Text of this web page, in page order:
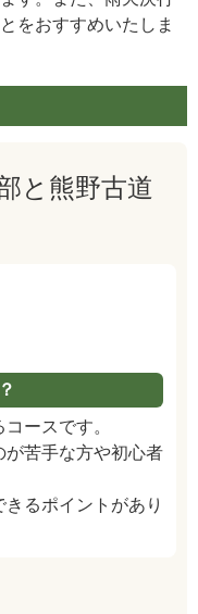
をおすすめいたしま
と熊野古道
ースです。
が苦手な方や初心者
きるポイントがあり